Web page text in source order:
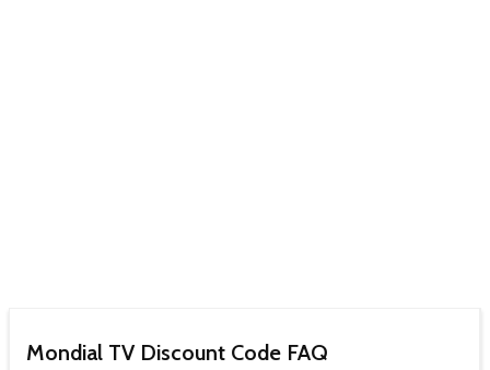
Mondial TV Discount Code FAQ